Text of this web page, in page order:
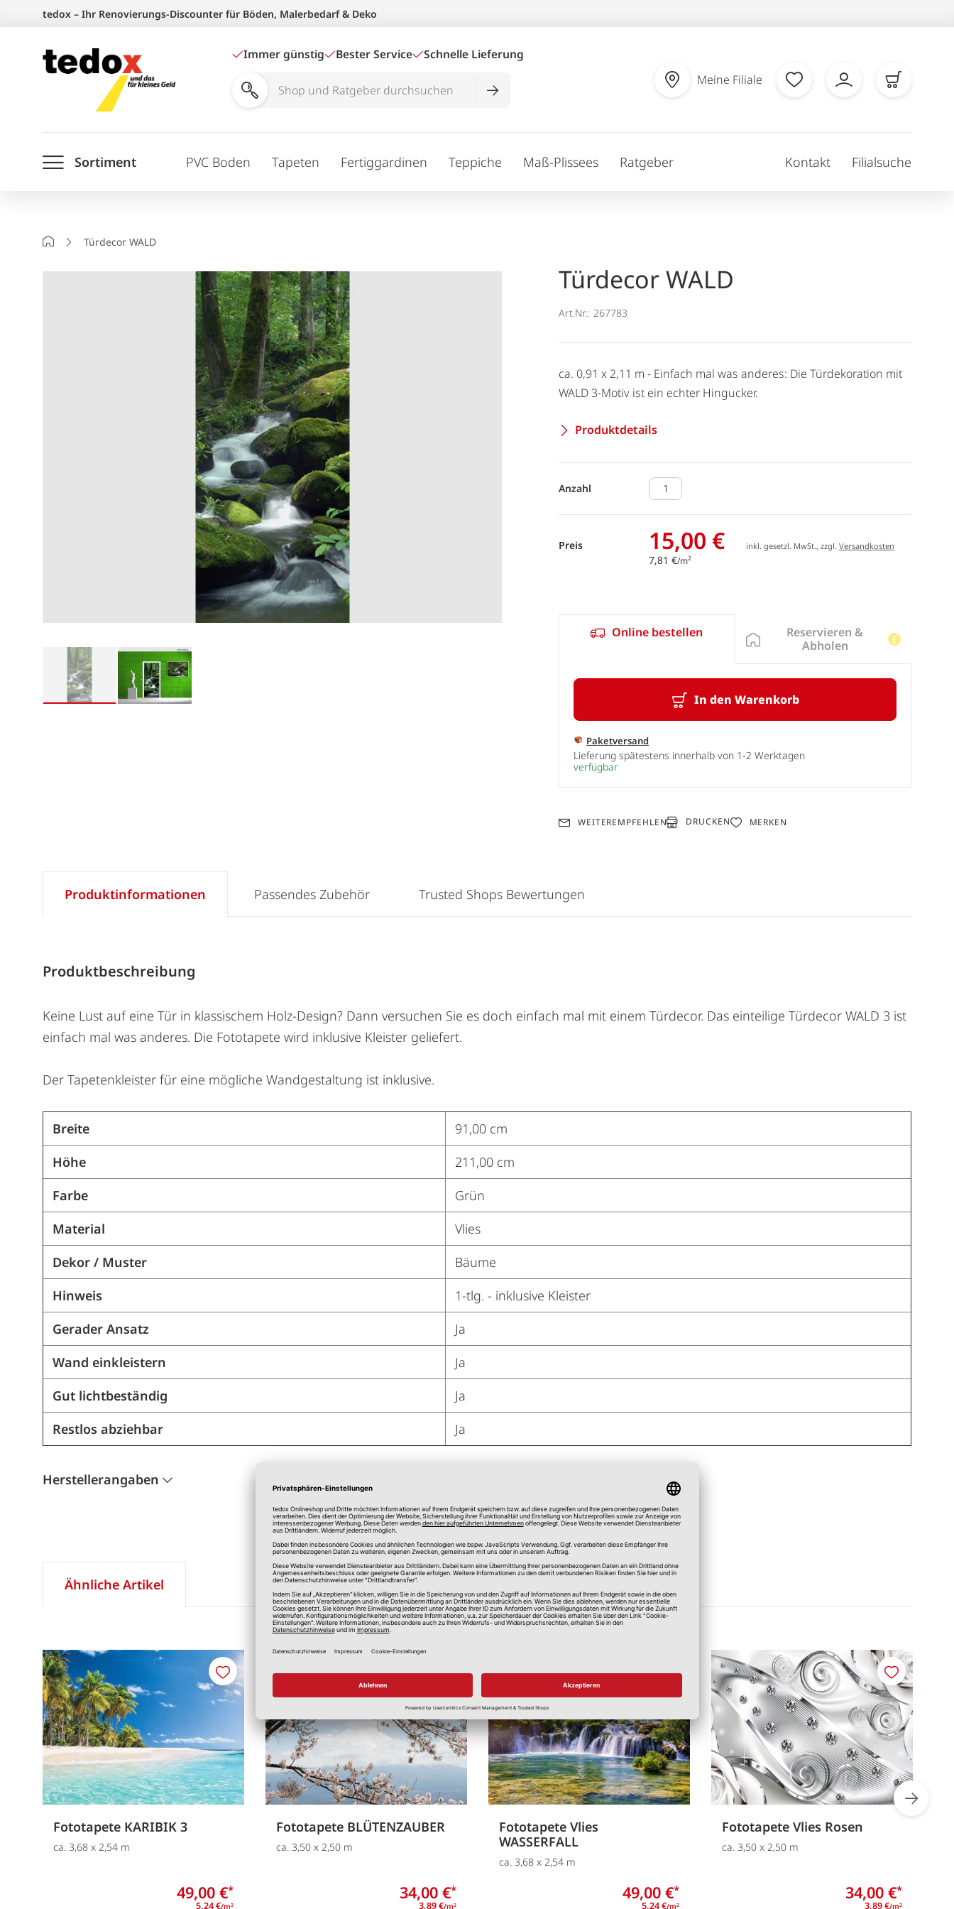
springen
tedox – Ihr Renovierungs-Discounter für Böden, Malerbedarf & Deko
Immer günstig Bester Service Schnelle Lieferung
Shop
durchsuchen
Meine Filiale
Sortiment PVC Boden Tapeten Fertiggardinen Teppiche Maß-Plissees Ratgeber Kontakt Filialsuche
StartseiteTürdecor WALD
Türdecor WALD
Art.Nr.: 267783
ca. 0,91 x 2,11 m - Einfach mal was anderes: Die Türdekoration mit
WALD 3-Motiv ist ein echter Hingucker.
Produktdetails
Anzahl
Preis 15,00 €
7,81 €/m2
inkl. gesetzl. MwSt., zzgl.Versandkosten
Online bestellen
In den Warenkorb
Paketversand
Lieferung spätestens innerhalb von 1-2 Werktagen
verfügbar
Reservieren &
Abholen
WEITEREMPFEHLEN DRUCKEN MERKEN
Produktinformationen
Produktbeschreibung
Keine Lust auf eine Tür in klassischem Holz-Design? Dann versuchen Sie es doch einfach mal mit einem Türdecor. Das einteilige Türdecor WALD 3 ist
einfach mal was anderes. Die Fototapete wird inklusive Kleister geliefert.
Der Tapetenkleister für eine mögliche Wandgestaltung ist inklusive.
Breite
91,00 cm
Höhe
211,00 cm
Farbe
Grün
Material
Vlies
Dekor / Muster
Bäume
Hinweis
1-tlg. - inklusive Kleister
Gerader Ansatz
Ja
Wand einkleistern
Ja
Gut lichtbeständig
Ja
Restlos abziehbar
Ja
Herstellerangaben
Passendes Zubehör Trusted Shops Bewertungen
Ähnliche Artikel
Fototapete KARIBIK 3
ca. 3,68 x 2,54 m
49,00 €*
5,24 €/m2
Merken
Fototapete BLÜTENZAUBER
ca. 3,50 x 2,50 m
34,00 €*
3,89 €/m2
Merken
Fototapete Vlies
WASSERFALL
ca. 3,68 x 2,54 m
49,00 €*
5,24 €/m2
Merken
Fototapete Vlies Rosen
ca. 3,50 x 2,50 m
34,00 €*
3,89 €/m2
Merken